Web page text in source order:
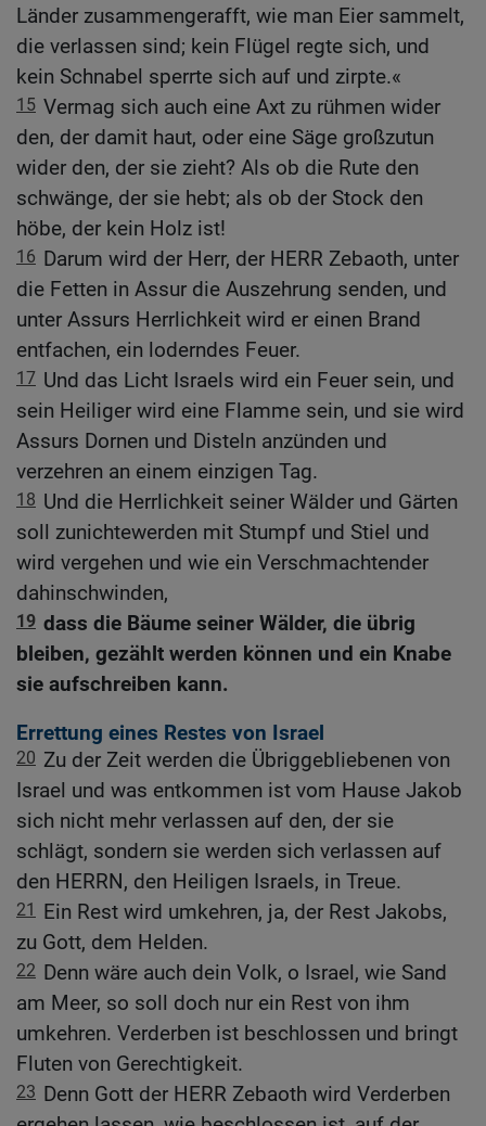
Länder zusammengerafft, wie man Eier sammelt,
die verlassen sind; kein Flügel regte sich, und
kein Schnabel sperrte sich auf und zirpte.«
15 Vermag sich auch eine Axt zu rühmen wider
den, der damit haut, oder eine Säge großzutun
wider den, der sie zieht? Als ob die Rute den
schwänge, der sie hebt; als ob der Stock den
höbe, der kein Holz ist!
16 Darum wird der Herr, der HERR Zebaoth, unter
die Fetten in Assur die Auszehrung senden, und
unter Assurs Herrlichkeit wird er einen Brand
entfachen, ein loderndes Feuer.
17 Und das Licht Israels wird ein Feuer sein, und
sein Heiliger wird eine Flamme sein, und sie wird
Assurs Dornen und Disteln anzünden und
verzehren an einem einzigen Tag.
18 Und die Herrlichkeit seiner Wälder und Gärten
soll zunichtewerden mit Stumpf und Stiel und
wird vergehen und wie ein Verschmachtender
dahinschwinden,
19 dass die Bäume seiner Wälder, die übrig
bleiben, gezählt werden können und ein Knabe
sie aufschreiben kann.
Errettung eines Restes von Israel
20 Zu der Zeit werden die Übriggebliebenen von
Israel und was entkommen ist vom Hause Jakob
sich nicht mehr verlassen auf den, der sie
schlägt, sondern sie werden sich verlassen auf
den HERRN, den Heiligen Israels, in Treue.
21
Ein Rest wird umkehren, ja, der Rest Jakobs,
zu Gott, dem Helden.
22 Denn wäre auch dein Volk, o Israel, wie Sand
am Meer, so soll doch nur ein Rest von ihm
umkehren. Verderben ist beschlossen und bringt
Fluten von Gerechtigkeit.
23 Denn Gott der HERR Zebaoth wird Verderben